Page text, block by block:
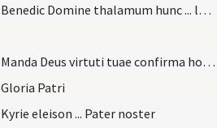
Benedic Domine thalamum hunc ... longitudinem dierum.
Manda Deus virtuti tuae confirma hoc quod operatus es in nobis. A templo sancto tuo quod est in Ierusalem tibi offerent reges munera. Increpa feras arundinis congregatio taurorum in vaccis populorum ut excludant eos qui probati sunt argento.
Gloria Patri
Kyrie eleison ... Pater noster